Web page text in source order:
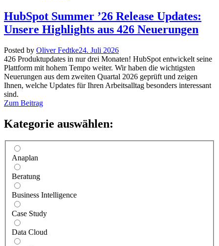
HubSpot Summer ’26 Release Updates:
Unsere Highlights aus 426 Neuerungen
Posted by Oliver Fedtke24. Juli 2026
426 Produktupdates in nur drei Monaten! HubSpot entwickelt seine
Plattform mit hohem Tempo weiter. Wir haben die wichtigsten
Neuerungen aus dem zweiten Quartal 2026 geprüft und zeigen
Ihnen, welche Updates für Ihren Arbeitsalltag besonders interessant
sind.
Zum Beitrag
Kategorie auswählen:
Anaplan
Beratung
Business Intelligence
Case Study
Data Cloud